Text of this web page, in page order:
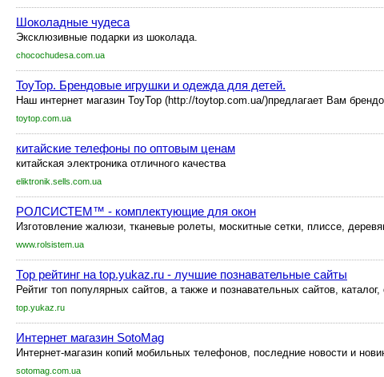
Шоколадные чудеса
Эксклюзивные подарки из шоколада.
chocochudesa.com.ua
ToyTop. Брендовые игрушки и одежда для детей.
Наш интернет магазин ToyTop (http://toytop.com.ua/)предлагает Вам
toytop.com.ua
китайские телефоны по оптовым ценам
китайская электроника отличного качества
eliktronik.sells.com.ua
РОЛСИСТЕМ™ - комплектующие для окон
Изготовление жалюзи, тканевые ролеты, москитные сетки, плиссе,
www.rolsistem.ua
Тор рейтинг на top.yukaz.ru - лучшие познавательные сайты
Рейтиг топ популярных сайтов, а также и познавательных сайтов,
top.yukaz.ru
Интернет магазин SotoMag
Интернет-магазин копий мобильных телефонов, последние новости и
sotomag.com.ua